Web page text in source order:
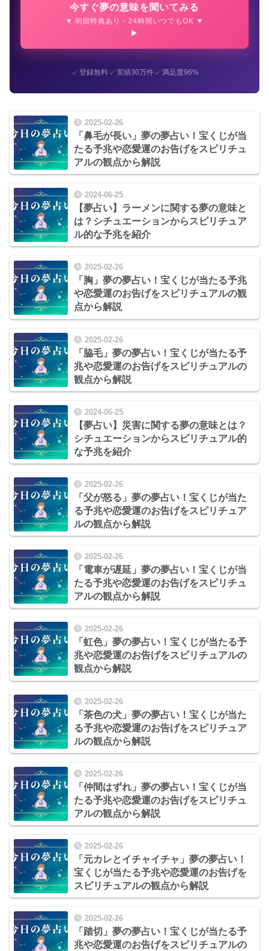
今すぐ夢の意味を聞いてみる
▼ 初回特典あり・24時間いつでもOK ▼
✓登録無料✓実績30万件✓満足度96%
2025-02-26
「鼻毛が長い」夢の夢占い！宝くじが当
たる予兆や恋愛運のお告げをスピリチュ
アルの観点から解説
2024-06-25
【夢占い】ラーメンに関する夢の意味と
は？シチュエーションからスピリチュア
ル的な予兆を紹介
2025-02-26
「胸」夢の夢占い！宝くじが当たる予兆
や恋愛運のお告げをスピリチュアルの観
点から解説
2025-02-26
「脇毛」夢の夢占い！宝くじが当たる予
兆や恋愛運のお告げをスピリチュアルの
観点から解説
2024-06-25
【夢占い】災害に関する夢の意味とは？
シチュエーションからスピリチュアル的
な予兆を紹介
2025-02-26
「父が怒る」夢の夢占い！宝くじが当た
る予兆や恋愛運のお告げをスピリチュア
ルの観点から解説
2025-02-26
「電車が遅延」夢の夢占い！宝くじが当
たる予兆や恋愛運のお告げをスピリチュ
アルの観点から解説
2025-02-26
「虹色」夢の夢占い！宝くじが当たる予
兆や恋愛運のお告げをスピリチュアルの
観点から解説
2025-02-26
「茶色の犬」夢の夢占い！宝くじが当た
る予兆や恋愛運のお告げをスピリチュア
ルの観点から解説
2025-02-26
「仲間はずれ」夢の夢占い！宝くじが当
たる予兆や恋愛運のお告げをスピリチュ
アルの観点から解説
2025-02-26
「元カレとイチャイチャ」夢の夢占い！
宝くじが当たる予兆や恋愛運のお告げを
スピリチュアルの観点から解説
2025-02-26
「踏切」夢の夢占い！宝くじが当たる予
兆や恋愛運のお告げをスピリチュアルの